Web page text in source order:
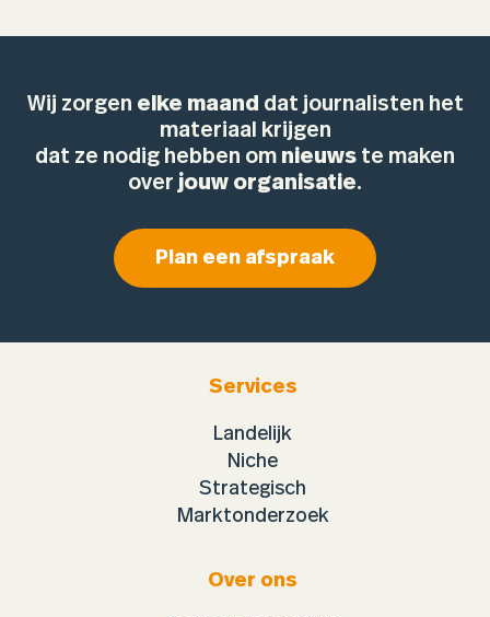
Wij zorgen elke maand dat journalisten het
materiaal krijgen
dat ze nodig hebben om nieuws te maken
over jouw organisatie.
Plan een afspraak
Services
Landelijk
Niche
Strategisch
Marktonderzoek
Over ons